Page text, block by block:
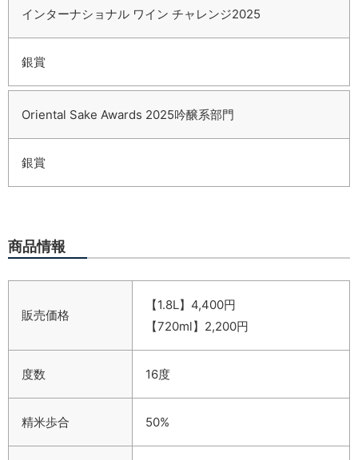
インターナショナル ワイン チャレンジ2025
銀賞
Oriental Sake Awards 2025吟醸系部門
銀賞
商品情報
販売価格
【1.8L】4,400円
【720ml】2,200円
度数 16度
精米歩合 50%